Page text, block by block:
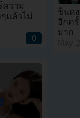
ความ
แล้วไม่
0
ชินด
อีกค
มาก